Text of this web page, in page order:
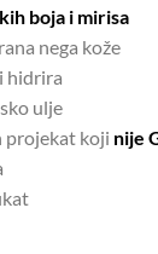
boja i mirisa
nega kože
hidrira
ulje
projekat koji nije